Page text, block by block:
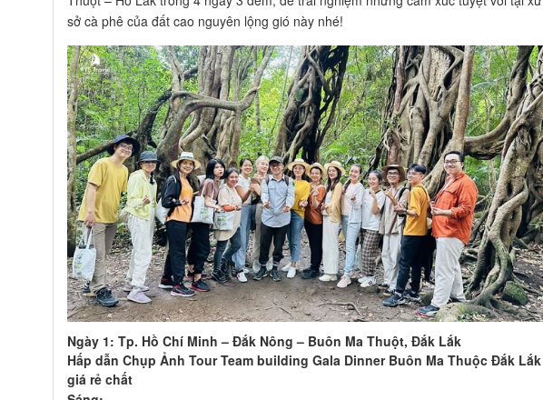
sở cà phê của đất cao nguyên lộng gió này nhé!
Ngày 1: Tp. Hồ Chí Minh – Đắk Nông – Buôn Ma Thuột, Đắk Lắk
Hấp dẫn Chụp Ảnh Tour Team building Gala Dinner Buôn Ma Thuộc Đắk Lắk
giá rẻ chất